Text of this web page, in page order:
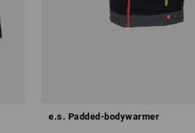
e.s. Padded-bodywarmer